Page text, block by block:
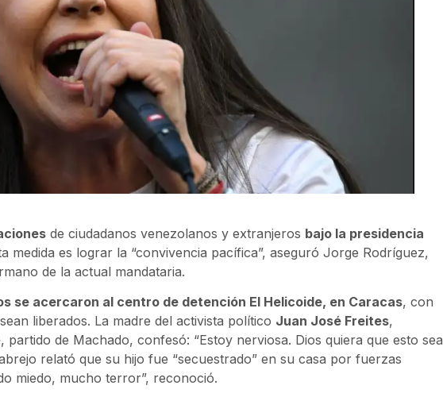
de ciudadanos venezolanos y extranjeros bajo la presidencia
medida es lograr la “convivencia pacífica”, aseguró Jorge Rodríguez,
de la actual mandataria.
se acercaron al centro de detención El Helicoide, en Caracas, con
liberados. La madre del activista político Juan José Freites,
partido de Machado, confesó: “Estoy nerviosa. Dios quiera que esto sea
relató que su hijo fue “secuestrado” en su casa por fuerzas
miedo, mucho terror”, reconoció.